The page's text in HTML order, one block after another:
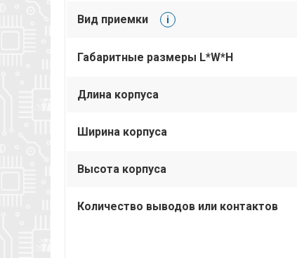
Вид приемки i
Габаритные размеры L*W*H
Длина корпуса
Ширина корпуса
Высота корпуса
Количество выводов или контактов